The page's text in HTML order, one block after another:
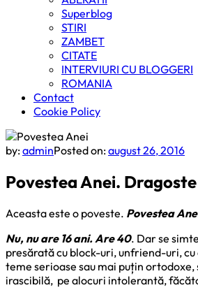
Superblog
STIRI
ZAMBET
CITATE
INTERVIURI CU BLOGGERI
ROMANIA
Contact
Cookie Policy
by:adminPosted on:august 26, 2016
Povestea Anei.
Aceasta este o poveste. Povestea
Nu, nu are 16 ani. Are 40. Dar se
presărată cu block-uri, unfriend-uri,
teme serioase sau mai puțin
irascibilă, pe alocuri intolerantă,